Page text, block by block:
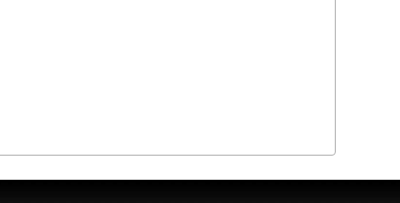
(9.3 - 10.5; бесцветная - синяя)